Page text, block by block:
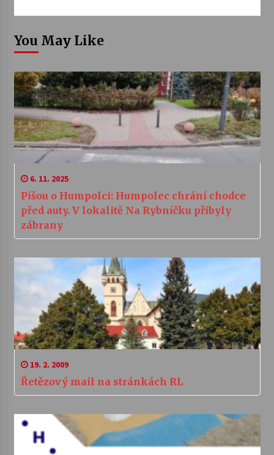
You May Like
6. 11. 2025
Píšou o Humpolci: Humpolec chrání chodce
před auty. V lokalitě Na Rybníčku přibyly
zábrany
19. 2. 2009
Řetězový mail na stránkách RL